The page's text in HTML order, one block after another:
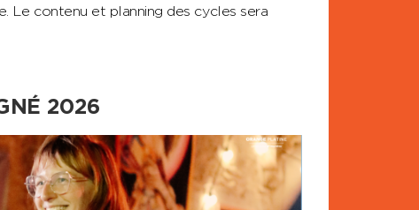
Le contenu et planning des cycles sera
2026